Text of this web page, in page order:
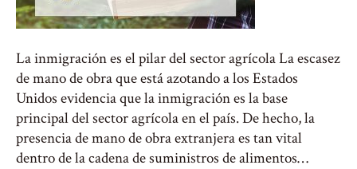
La inmigración es el pilar del sector agrícola La escasez
de mano de obra que está azotando a los Estados
Unidos evidencia que la inmigración es la base
principal del sector agrícola en el país. De hecho, la
presencia de mano de obra extranjera es tan vital
dentro de la cadena de suministros de alimentos…